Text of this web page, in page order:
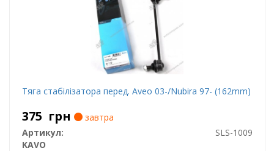
Тяга стабілізатора перед. Aveo 03-/Nubira 97- (162mm)
375 грн
завтра
Артикул:
SLS-1009
KAVO